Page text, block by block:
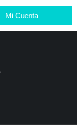
Mi Cuenta